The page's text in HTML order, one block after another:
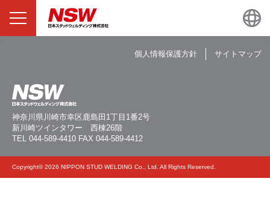
個人情報保護方針 サイトマップ
神奈川県川崎市幸区鹿島田1丁目1番2号
新川崎ツインタワー 西棟26階
TEL 044-589-4410 FAX 044-589-4412
Copyright© 2026 NIPPON STUD WELDING Co., Ltd. All Rights Reserved.